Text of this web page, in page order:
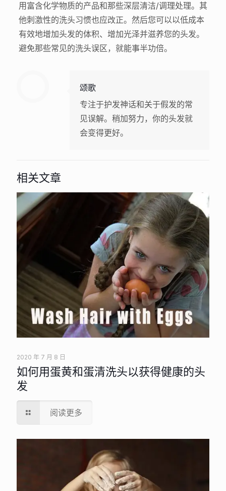
用富含化学物质的产品和那些深层清洁/调理处理。其
他刺激性的洗头习惯也应改正。然后您可以以低成本
有效地增加头发的体积、增加光泽并滋养您的头发。
避免那些常见的洗头误区，就能事半功倍。
颂歌
专注于护发神话和关于假发的常
见误解。稍加努力，你的头发就
会变得更好。
相关文章
2020 年 7 月 8 日
如何用蛋黄和蛋清洗头以获得健康的头
发
阅读更多